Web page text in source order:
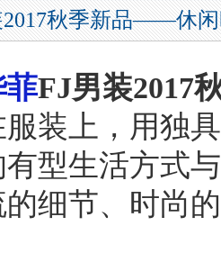
2017秋季新品——休
菲FJ男装2017
装上，用独
型生活方式
细节、时尚